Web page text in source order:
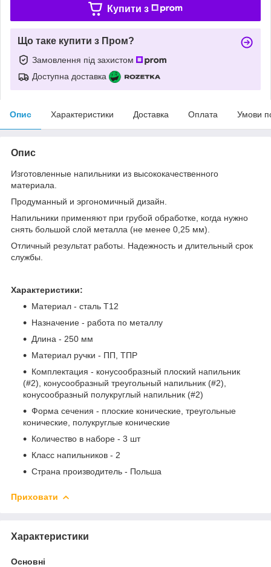
Купити з
Що таке купити з Пром?
Замовлення під захистом
Доступна доставка
Опис Характеристики Доставка Оплата Умови
Опис
Изготовленные напильники из высококачественного
материала.
Продуманный и эргономичный дизайн.
Напильники применяют при грубой обработке, когда нужно
снять большой слой металла (не менее 0,25 мм).
Отличный результат работы. Надежность и длительный срок
службы.
Характеристики:
Материал - сталь Т12
Назначение - работа по металлу
Длина - 250 мм
Материал ручки - ПП, ТПР
Комплектация - конусообразный плоский напильник
(#2), конусообразный треугольный напильник (#2),
конусообразный полукруглый напильник (#2)
Форма сечения - плоские конические, треугольные
конические, полукруглые конические
Количество в наборе - 3 шт
Класс напильников - 2
Страна производитель - Польша
Приховати
Характеристики
Основні